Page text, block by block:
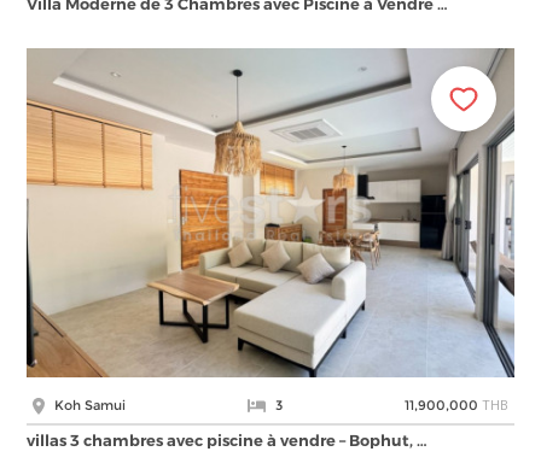
Koh Samui 3 11,900,000 THB
villas 3 chambres avec piscine à vendre – Bophut, …